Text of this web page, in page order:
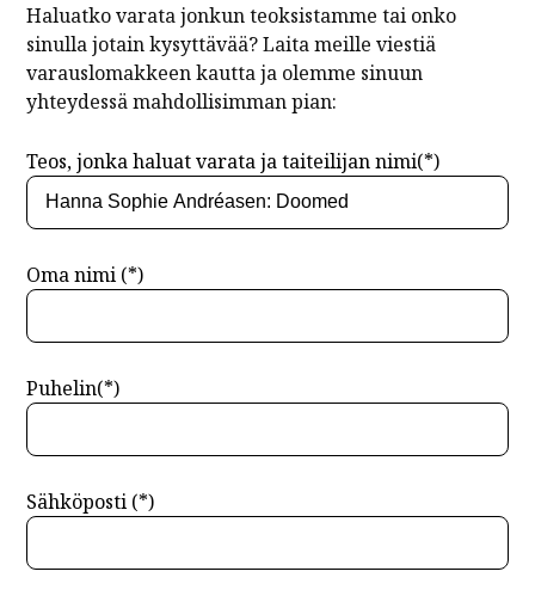
Haluatko varata jonkun teoksistamme tai onko
sinulla jotain kysyttävää? Laita meille viestiä
varauslomakkeen kautta ja olemme sinuun
yhteydessä mahdollisimman pian:
Teos, jonka haluat varata ja taiteilijan nimi(*)
Oma nimi (*)
Puhelin(*)
Sähköposti (*)